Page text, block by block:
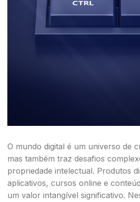
O mundo digital é um universo de
mas também traz desafios
propriedade intelectual. Produtos
aplicativos, cursos online e
um valor intangível significativo.